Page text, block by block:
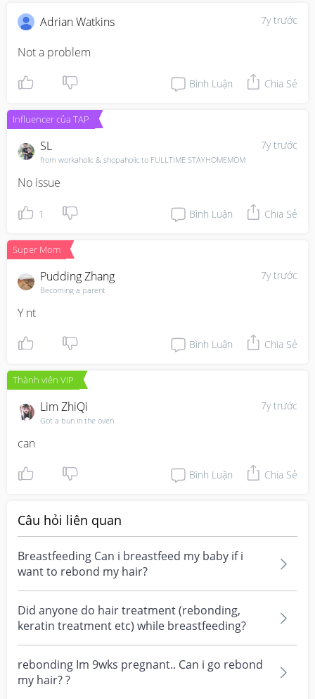
7y trước
Adrian Watkins
Not a problem
Bình Luận Chia Sẻ
Influencer của TAP
7y trước
SL
from workaholic & shopaholic to FULLTIME STAYHOMEMOM
No issue
1 Bình Luận Chia Sẻ
Super Mom
7y trước
Pudding Zhang
Becoming a parent
Y nt
Bình Luận Chia Sẻ
Thành viên VIP
7y trước
Lim ZhiQi
Got a bun in the oven
can
Bình Luận Chia Sẻ
Câu hỏi liên quan
Breastfeeding Can i breastfeed my baby if i
want to rebond my hair?
Did anyone do hair treatment (rebonding,
keratin treatment etc) while breastfeeding?
rebonding Im 9wks pregnant.. Can i go rebond
my hair? ?